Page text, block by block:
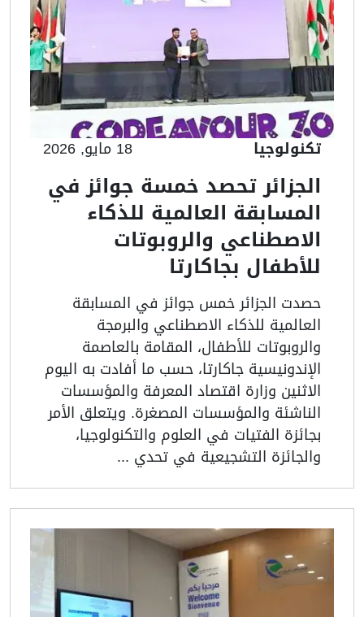
تكنولوجيا 18 مايو, 2026
الجزائر تحصد خمسة جوائز في
المسابقة العالمية للذكاء
الاصطناعي والروبوتات
للأطفال بجاكارتا
حصدت الجزائر خمس جوائز في المسابقة
العالمية للذكاء الاصطناعي والبرمجة
والروبوتات للأطفال، المقامة بالعاصمة
الإندونيسية جاكارتا، حسب ما أفادت به اليوم
الاثنين وزارة اقتصاد المعرفة والمؤسسات
الناشئة والمؤسسات المصغرة. ويتعلق الأمر
بجائزة الفتيات في العلوم والتكنولوجيا،
والجائزة التشجيعية في تحدي ...